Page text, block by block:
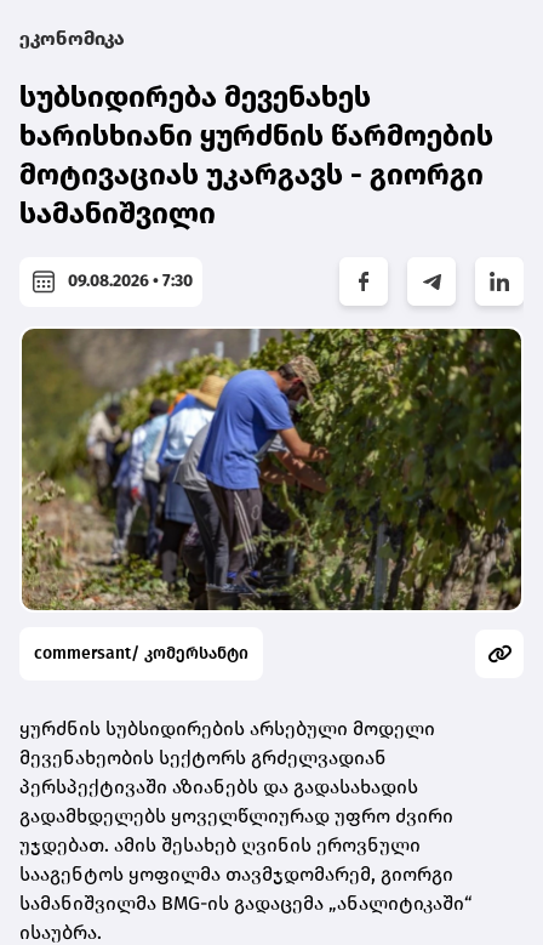
ეკონომიკა
სუბსიდირება მევენახეს
ხარისხიანი ყურძნის წარმოების
მოტივაციას უკარგავს - გიორგი
სამანიშვილი
09.08.2026 • 7:30
commersant/ კომერსანტი
ყურძნის სუბსიდირების არსებული მოდელი
მევენახეობის სექტორს გრძელვადიან
პერსპექტივაში აზიანებს და გადასახადის
გადამხდელებს ყოველწლიურად უფრო ძვირი
უჯდებათ. ამის შესახებ ღვინის ეროვნული
სააგენტოს ყოფილმა თავმჯდომარემ, გიორგი
სამანიშვილმა BMG-ის გადაცემა „ანალიტიკაში“
ისაუბრა.